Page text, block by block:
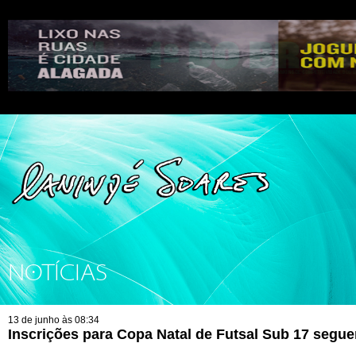
NOTÍCIAS
13 de junho às 08:34
Inscrições para Copa Natal de Futsal Sub 17